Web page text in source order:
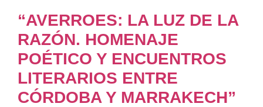
“AVERROES: LA LUZ DE LA
RAZÓN. HOMENAJE
POÉTICO Y ENCUENTROS
LITERARIOS ENTRE
CÓRDOBA Y MARRAKECH”